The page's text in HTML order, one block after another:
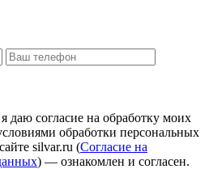
я даю согласие на обработку моих
обработки персональных
silvar.ru (Согласие на
) — ознакомлен и согласен.